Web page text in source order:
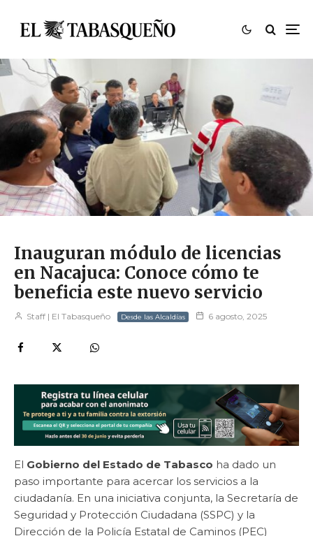
Inauguran módulo de licencias
en Nacajuca: Conoce cómo te
beneficia este nuevo servicio
Staff | El Tabasqueño Desde las Alcaldías 6 agosto, 2025
El Gobierno del Estado de Tabasco ha dado un
paso importante para acercar los servicios a la
ciudadanía. En una iniciativa conjunta, la Secretaría de
Seguridad y Protección Ciudadana (SSPC) y la
Dirección de la Policía Estatal de Caminos (PEC)